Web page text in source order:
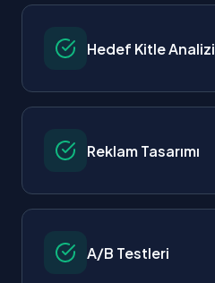
Hedef Kitle Analizi
Reklam Tasarımı
A/B Testleri